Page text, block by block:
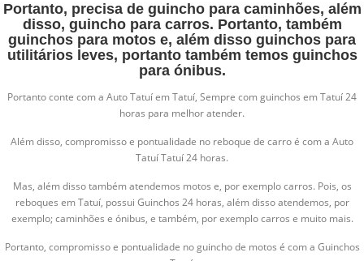
Portanto, precisa de guincho para caminhões, além
disso, guincho para carros. Portanto, também
guinchos para motos e, além disso guinchos para
utilitários leves, portanto também temos guinchos
para ónibus.
Portanto conte com a Auto Tatuí em Tatuí, Sempre com guinchos em Tatuí 24
horas para melhor atender.
Além disso, compromisso e pontualidade no reboque de carro é com a Auto
Tatuí Tatuí 24 horas.
Mas, além disso também atendemos motos e, por exemplo carros. Pois, os
reboques em Tatuí, possui Guinchos 24 horas, além disso atendemos, por
exemplo; caminhões e ónibus, e também, por exemplo carros e muito mais.
Portanto, compromisso e pontualidade no guincho de motos é com a Guinchos